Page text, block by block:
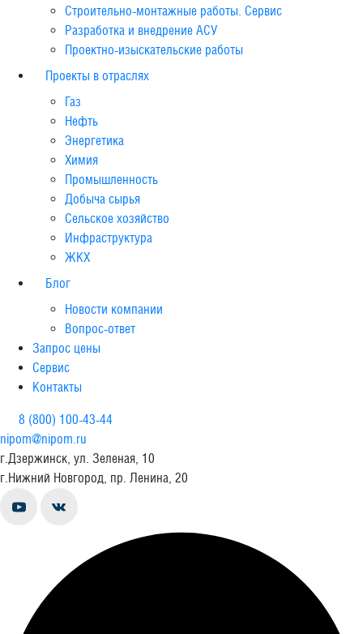
Строительно-монтажные работы. Сервис
Разработка и внедрение АСУ
Проектно-изыскательские работы
Проекты в отраслях
Газ
Нефть
Энергетика
Химия
Промышленность
Добыча сырья
Сельское хозяйство
Инфраструктура
ЖКХ
Блог
Новости компании
Вопрос-ответ
Запрос цены
Сервис
Контакты
8 (800) 100-43-44
nipom@nipom.ru
г.Дзержинск, ул. Зеленая, 10
г.Нижний Новгород, пр. Ленина, 20